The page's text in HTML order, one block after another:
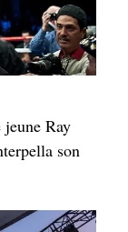
Ray
son